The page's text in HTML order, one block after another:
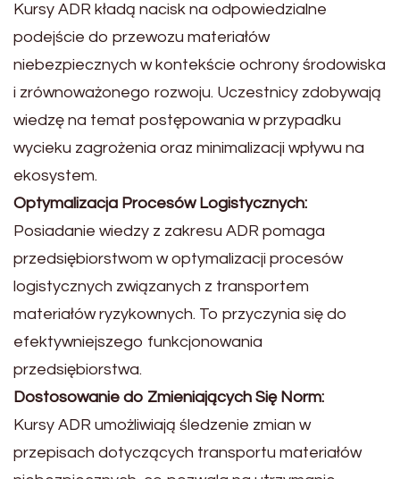
Kursy ADR kładą nacisk na odpowiedzialne
podejście do przewozu materiałów
niebezpiecznych w kontekście ochrony środowiska
i zrównoważonego rozwoju. Uczestnicy zdobywają
wiedzę na temat postępowania w przypadku
wycieku zagrożenia oraz minimalizacji wpływu na
ekosystem.
Optymalizacja Procesów Logistycznych:
Posiadanie wiedzy z zakresu ADR pomaga
przedsiębiorstwom w optymalizacji procesów
logistycznych związanych z transportem
materiałów ryzykownych. To przyczynia się do
efektywniejszego funkcjonowania
przedsiębiorstwa.
Dostosowanie do Zmieniających Się Norm:
Kursy ADR umożliwiają śledzenie zmian w
przepisach dotyczących transportu materiałów